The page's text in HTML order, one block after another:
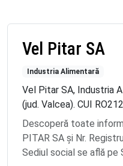
Vel Pitar SA
Industria Alimentară
Vel Pitar SA, Industria
(jud. Valcea). CUI
Descoperă toate
PITAR SA și Nr.
Sediul social se află pe